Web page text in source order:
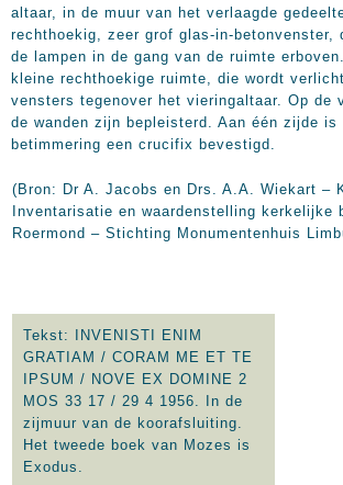
altaar, in de muur van het verlaagde
rechthoekig, zeer grof glas-in-betonvenster,
de lampen in de gang van de ruimte
kleine rechthoekige ruimte, die wordt
vensters tegenover het vieringaltaar. Op de
de wanden zijn bepleisterd. Aan één zijde is
betimmering een crucifix bevestigd.
(Bron: Dr A. Jacobs en Drs. A.A. Wiekart –
Inventarisatie en waardenstelling kerkelijke
Roermond – Stichting Monumentenhuis
Tekst: INVENISTI ENIM
GRATIAM / CORAM ME ET TE
IPSUM / NOVE EX DOMINE 2
MOS 33 17 / 29 4 1956. In de
zijmuur van de koorafsluiting.
Het tweede boek van Mozes is
Exodus.